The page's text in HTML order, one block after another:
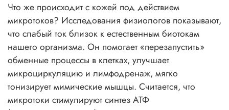
Что же происходит с кожей под действием
микротоков? Исследования физиологов показывают,
что слабый ток близок к естественным биотокам
нашего организма. Он помогает «перезапустить»
обменные процессы в клетках, улучшает
микроциркуляцию и лимфодренаж, мягко
тонизирует мимические мышцы. Считается, что
микротоки стимулируют синтез АТФ